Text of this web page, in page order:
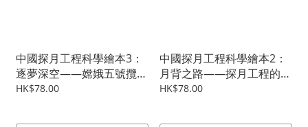
中國探月工程科學繪本3：
逐夢深空——嫦娥五號攬月
回
HK$78.00
中國探月工程科學繪本2：
月背之路——探月工程的突
破
HK$78.00